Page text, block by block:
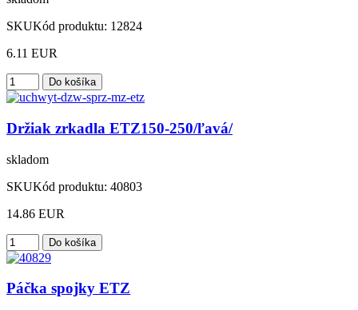
SKUKód produktu: 12824
6.11 EUR
Držiak zrkadla ETZ150-250/ľavá/
skladom
SKUKód produktu: 40803
14.86 EUR
Páčka spojky ETZ